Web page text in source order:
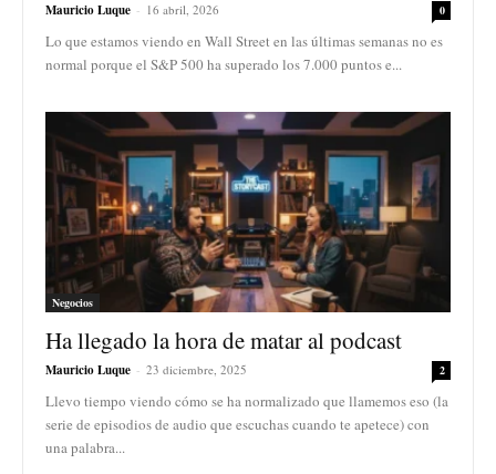
Mauricio Luque - 16 abril, 2026 0
Lo que estamos viendo en Wall Street en las últimas semanas no es
normal porque el S&P 500 ha superado los 7.000 puntos e...
Negocios
Ha llegado la hora de matar al podcast
Mauricio Luque - 23 diciembre, 2025 2
Llevo tiempo viendo cómo se ha normalizado que llamemos eso (la
serie de episodios de audio que escuchas cuando te apetece) con
una palabra...